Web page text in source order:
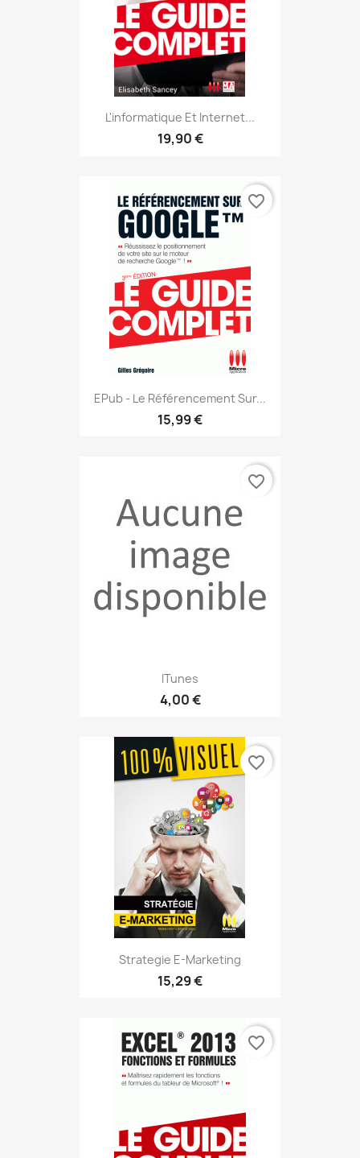
L'informatique Et Internet...
19,90 €
EPub - Le Référencement Sur...
15,99 €
favorite_border
ITunes
4,00 €
favorite_border
Strategie E-Marketing
15,29 €
favorite_border
favorite_border